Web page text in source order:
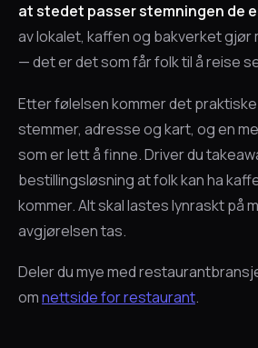
at stedet passer stemningen de
av lokalet, kaffen og bakverket gjør
— det er det som får folk til å reise
Etter følelsen kommer det
stemmer, adresse og kart, og en
som er lett å finne. Driver du
bestillingsløsning at folk kan ha
kommer. Alt skal lastes lynraskt på
avgjørelsen tas.
Deler du mye med
omnettside for restaurant.